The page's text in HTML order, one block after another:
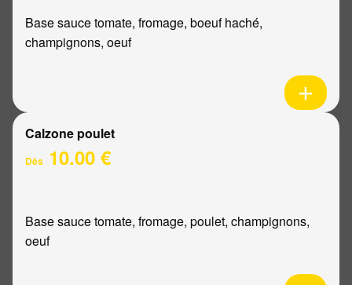
Base sauce tomate, fromage, boeuf haché,
champignons, oeuf
Calzone poulet
Dès 10.00 €
Base sauce tomate, fromage, poulet, champignons,
oeuf